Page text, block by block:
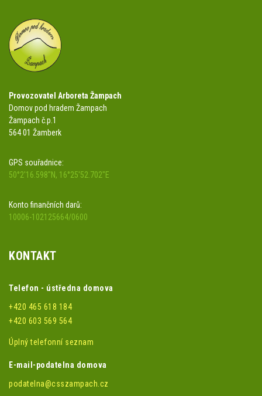
Provozovatel Arboreta Žampach
Domov pod hradem Žampach
Žampach č.p.1
564 01 Žamberk
GPS souřadnice:
50°2'16.598"N, 16°25'52.702"E
Konto finančních darů:
10006-102125664/0600
KONTAKT
Telefon - ústředna domova
+420 465 618 184
+420 603 569 564
Úplný telefonní seznam
E-mail-podatelna domova
podatelna@csszampach.cz